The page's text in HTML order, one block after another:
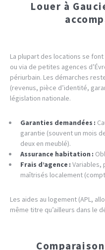
Louer à
La plupart des locations se
ou via de petites agences
périurbain. Les démarches
(revenus, pièce d’identité,
législation nationale.
Garanties demandées :
garantie (souvent un mois
deux en meublé).
Assurance habitation :
Frais d’agence : Variables,
maîtrisés localement
Les aides au logement (APL,
même titre qu’ailleurs dans le